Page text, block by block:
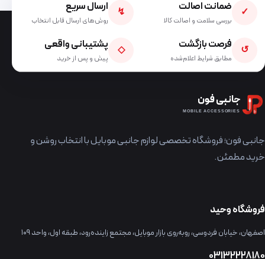
✓ ضمانت اصالت
بررسی سلامت و اصالت کالا
↯ ارسال سریع
روش‌های ارسال قابل انتخاب
↺ فرصت بازگشت
مطابق شرایط اعلام‌شده
◇ پشتیبانی واقعی
پیش و پس از خرید
جانبی فون
MOBILE ACCESSORIES
جانبی فون؛ فروشگاه تخصصی لوازم جانبی موبایل با انتخاب روشن و
خرید مطمئن.
فروشگاه وحید
اصفهان، خیابان فردوسی، روبه‌روی بازار موبایل، مجتمع زاینده‌رود، طبقه اول، واحد ۱۰۹
03132228180